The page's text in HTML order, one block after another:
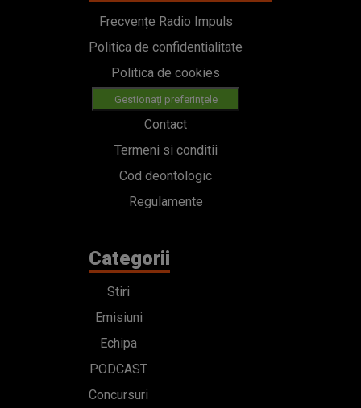
Frecvențe Radio Impuls
Politica de confidentialitate
Politica de cookies
Gestionați preferințele
Contact
Termeni si conditii
Cod deontologic
Regulamente
Categorii
Stiri
Emisiuni
Echipa
PODCAST
Concursuri